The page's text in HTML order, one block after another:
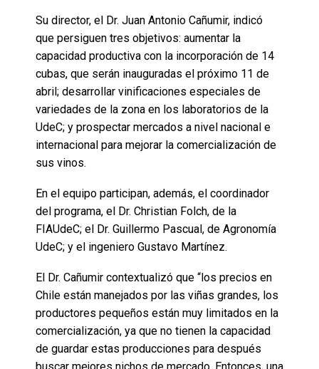
Su director, el Dr. Juan Antonio Cañumir, indicó
que persiguen tres objetivos: aumentar la
capacidad productiva con la incorporación de 14
cubas, que serán inauguradas el próximo 11 de
abril; desarrollar vinificaciones especiales de
variedades de la zona en los laboratorios de la
UdeC; y prospectar mercados a nivel nacional e
internacional para mejorar la comercialización de
sus vinos.
En el equipo participan, además, el coordinador
del programa, el Dr. Christian Folch, de la
FIAUdeC; el Dr. Guillermo Pascual, de Agronomía
UdeC; y el ingeniero Gustavo Martínez.
El Dr. Cañumir contextualizó que “los precios en
Chile están manejados por las viñas grandes, los
productores pequeños están muy limitados en la
comercialización, ya que no tienen la capacidad
de guardar estas producciones para después